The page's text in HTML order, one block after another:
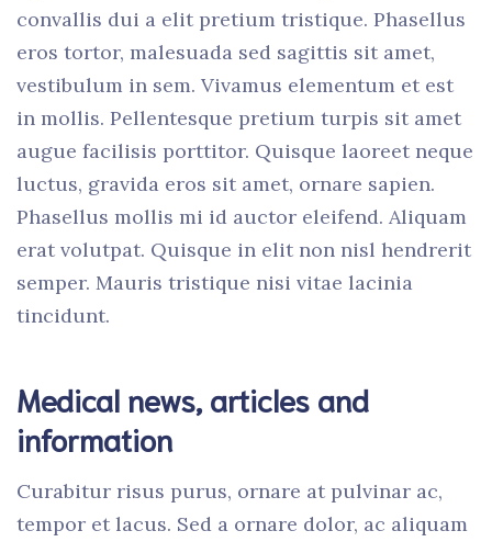
convallis dui a elit pretium tristique. Phasellus
eros tortor, malesuada sed sagittis sit amet,
vestibulum in sem. Vivamus elementum et est
in mollis. Pellentesque pretium turpis sit amet
augue facilisis porttitor. Quisque laoreet neque
luctus, gravida eros sit amet, ornare sapien.
Phasellus mollis mi id auctor eleifend. Aliquam
erat volutpat. Quisque in elit non nisl hendrerit
semper. Mauris tristique nisi vitae lacinia
tincidunt.
Medical news, articles and
information
Curabitur risus purus, ornare at pulvinar ac,
tempor et lacus. Sed a ornare dolor, ac aliquam